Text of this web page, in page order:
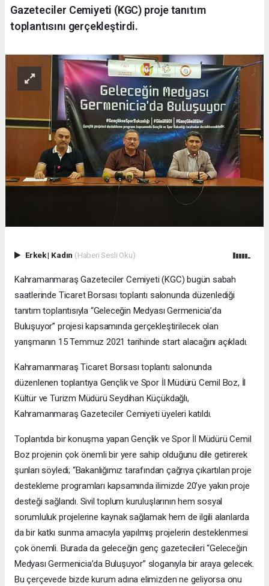
Gazeteciler Cemiyeti (KGC) proje tanıtım
toplantısını gerçekleştirdi.
Erkek| Kadın (Haberi Sesli Oku)
Kahramanmaraş Gazeteciler Cemiyeti (KGC) bugün sabah
saatlerinde Ticaret Borsası toplantı salonunda düzenlediği
tanıtım toplantısıyla “Geleceğin Medyası Germenicia’da
Buluşuyor” projesi kapsamında gerçekleştirilecek olan
yarışmanın 15 Temmuz 2021 tarihinde start alacağını açıkladı.
Kahramanmaraş Ticaret Borsası toplantı salonunda
düzenlenen toplantıya Gençlik ve Spor İl Müdürü Cemil Boz, İl
Kültür ve Turizm Müdürü Seydihan Küçükdağlı,
Kahramanmaraş Gazeteciler Cemiyeti üyeleri katıldı.
Toplantıda bir konuşma yapan Gençlik ve Spor İl Müdürü Cemil
Boz projenin çok önemli bir yere sahip olduğunu dile getirerek
şunları söyledi; “Bakanlığımız tarafından çağrıya çıkartılan proje
destekleme programları kapsamında ilimizde 20’ye yakın proje
desteği sağlandı. Sivil toplum kuruluşlarının hem sosyal
sorumluluk projelerine kaynak sağlamak hem de ilgili alanlarda
da bir katkı sunma amacıyla yapılmış projelerin desteklenmesi
çok önemli. Burada da geleceğin genç gazetecileri “Geleceğin
Medyası Germenicia’da Buluşuyor” sloganıyla bir araya gelecek.
Bu çerçevede bizde kurum adına elimizden ne geliyorsa onu